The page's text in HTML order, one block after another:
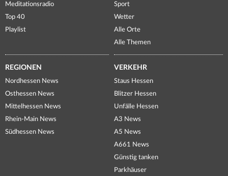
Meditationsradio
Top 40
Playlist
Sport
Wetter
Alle Orte
Alle Themen
REGIONEN
Nordhessen News
Osthessen News
Mittelhessen News
Rhein-Main News
Südhessen News
VERKEHR
Staus Hessen
Blitzer Hessen
Unfälle Hessen
A3 News
A5 News
A661 News
Günstig tanken
Parkhäuser